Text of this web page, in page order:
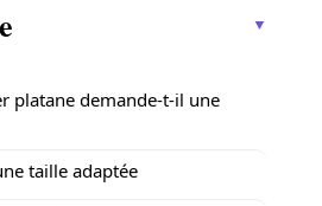
platane demande-t-il une
taille adaptée